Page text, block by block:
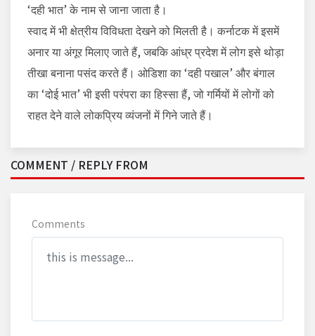
‘दही भात’ के नाम से जाना जाता है।
स्वाद में भी क्षेत्रीय विविधता देखने को मिलती है। कर्नाटक में इसमें
अनार या अंगूर मिलाए जाते हैं, जबकि आंध्र प्रदेश में लोग इसे थोड़ा
तीखा बनाना पसंद करते हैं। ओडिशा का ‘दही पखाल’ और बंगाल
का ‘दोई भात’ भी इसी परंपरा का हिस्सा हैं, जो गर्मियों में लोगों को
राहत देने वाले लोकप्रिय व्यंजनों में गिने जाते हैं।
COMMENT / REPLY FROM
Comments